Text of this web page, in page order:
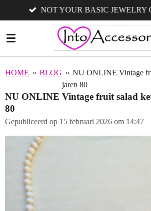
direct
naar
hoofdinhoud
NOT YOUR BASIC JEWELRY
HOME » BLOG » NU ONLINE Vintage
jaren 80
NU ONLINE Vintage fruit salad
80
Gepubliceerd op 15 februari 2026 om 14:47